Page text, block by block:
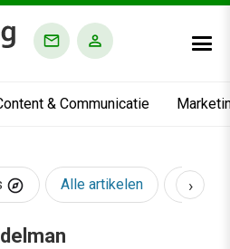
& Communicatie
Alle artikelen AI &
›